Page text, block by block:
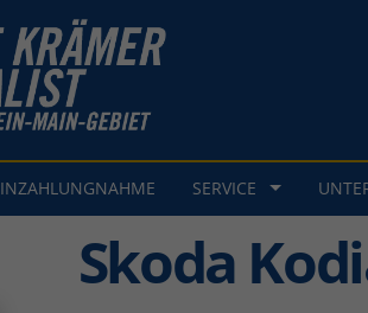
INZAHLUNGNAHME SERVICE
Skoda